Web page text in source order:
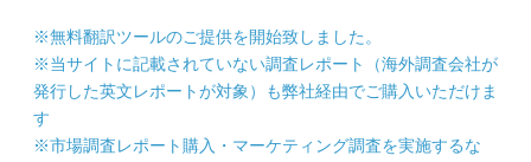
※無料翻訳ツールのご提供を開始致しました。
※当サイトに記載されていない調査レポート（海外調査会社が
発行した英文レポートが対象）も弊社経由でご購入いただけま
す
※市場調査レポート購入・マーケティング調査を実施するな